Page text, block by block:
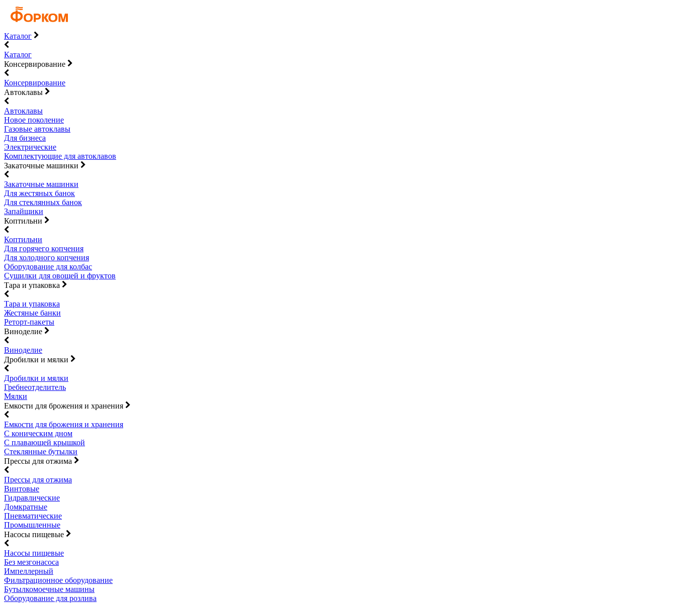
Каталог
Каталог
Консервирование
Консервирование
Автоклавы
Автоклавы
Новое поколение
Газовые автоклавы
Для бизнеса
Электрические
Комплектующие для автоклавов
Закаточные машинки
Закаточные машинки
Для жестяных банок
Для стеклянных банок
Запайщики
Коптильни
Коптильни
Для горячего копчения
Для холодного копчения
Оборудование для колбас
Сушилки для овощей и фруктов
Тара и упаковка
Тара и упаковка
Жестяные банки
Реторт-пакеты
Виноделие
Виноделие
Дробилки и мялки
Дробилки и мялки
Гребнеотделитель
Мялки
Емкости для брожения и хранения
Емкости для брожения и хранения
С коническим дном
С плавающей крышкой
Стеклянные бутылки
Прессы для отжима
Прессы для отжима
Винтовые
Гидравлические
Домкратные
Пневматические
Промышленные
Насосы пищевые
Насосы пищевые
Без мезгонасоса
Импеллерный
Фильтрационное оборудование
Бутылкомоечные машины
Оборудование для розлива